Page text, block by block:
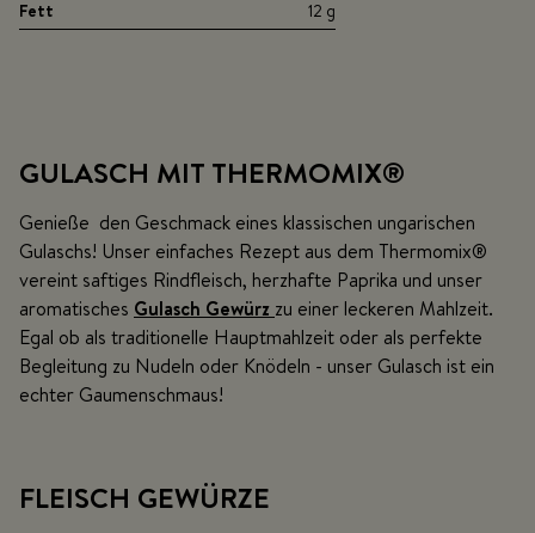
Fett
12 g
GULASCH MIT THERMOMIX®
Genieße den Geschmack eines klassischen ungarischen
Gulaschs! Unser einfaches Rezept aus dem Thermomix®
vereint saftiges Rindfleisch, herzhafte Paprika und unser
aromatisches Gulasch Gewürz zu einer leckeren Mahlzeit.
Egal ob als traditionelle Hauptmahlzeit oder als perfekte
Begleitung zu Nudeln oder Knödeln - unser Gulasch ist ein
echter Gaumenschmaus!
FLEISCH GEWÜRZE